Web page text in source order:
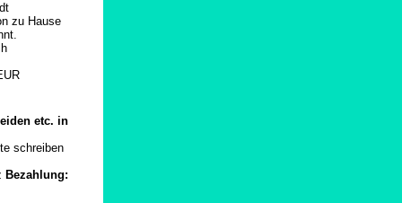
zu Hause
etc. in
schreiben
Bezahlung: